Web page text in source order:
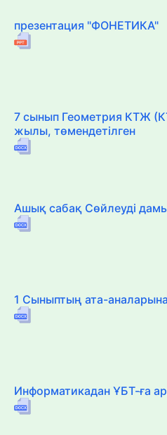
презентация "ФОНЕТИКА"
7 сынып Геометрия КТЖ
жылы, төмендетілген
Ашық сабақ Сөйлеуді
1 Сыныптың ата-
Информатикадан ҰБТ-ға